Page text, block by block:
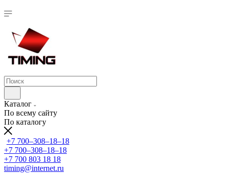
Каталог
По всему сайту
По каталогу
+7 700‒308‒18‒18
+7 700‒308‒18‒18
+7 700 803 18 18
timing@internet.ru